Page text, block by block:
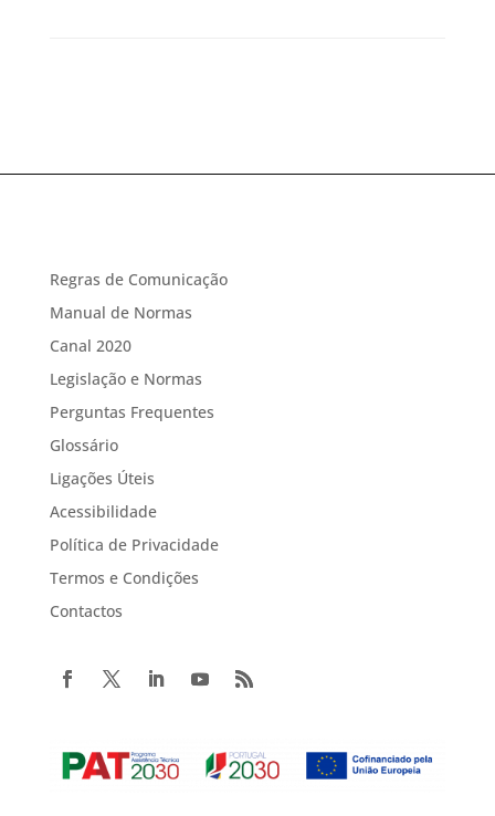
Regras de Comunicação
Manual de Normas
Canal 2020
Legislação e Normas
Perguntas Frequentes
Glossário
Ligações Úteis
Acessibilidade
Política de Privacidade
Termos e Condições
Contactos